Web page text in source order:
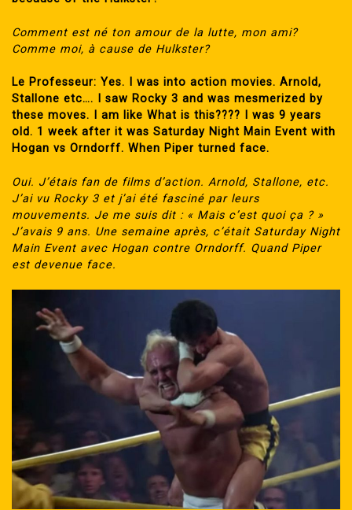
Comment est né ton amour de la lutte, mon ami?
Comme moi, à cause de Hulkster?
Le Professeur: Yes. I was into action movies. Arnold,
Stallone etc…. I saw Rocky 3 and was mesmerized by
these moves. I am like What is this???? I was 9 years
old. 1 week after it was Saturday Night Main Event with
Hogan vs Orndorff. When Piper turned face.
Oui. J’étais fan de films d’action. Arnold, Stallone, etc.
J’ai vu Rocky 3 et j’ai été fasciné par leurs
mouvements. Je me suis dit : « Mais c’est quoi ça ? »
J’avais 9 ans. Une semaine après, c’était Saturday Night
Main Event avec Hogan contre Orndorff. Quand Piper
est devenue face.